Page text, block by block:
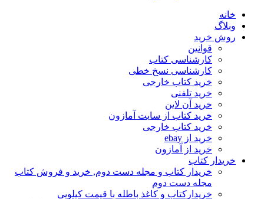
خانه
وبلاگ
روش خرید
قوانین
کارشناسی کتاب
کارشناسی نسخ خطی
خرید کتاب خارجی
خرید تلفنی
خرید آن لاین
خرید کتاب از سایت آمازون
خرید کتاب خارجی
خرید از ebay
خرید از آمازون
خریدار کتاب
خریدار کتاب و مجله دست دوم, خرید و فروش کتاب
مجله دست دوم
خریدارکتاب و کاغذ باطله با قیمت کیلویی